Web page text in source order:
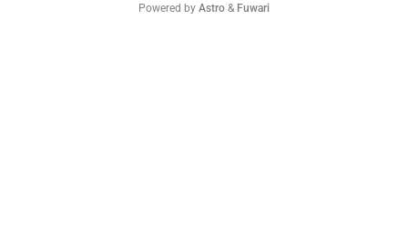
Powered by Astro & Fuwari